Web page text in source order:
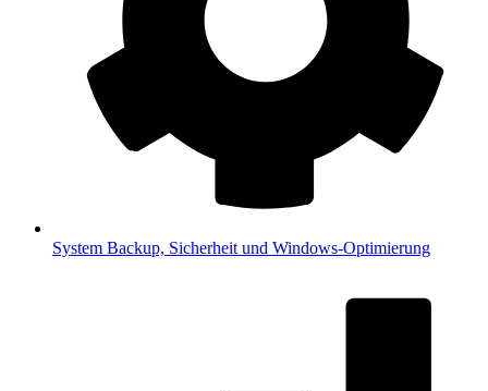
System Backup, Sicherheit und Windows-Optimierung